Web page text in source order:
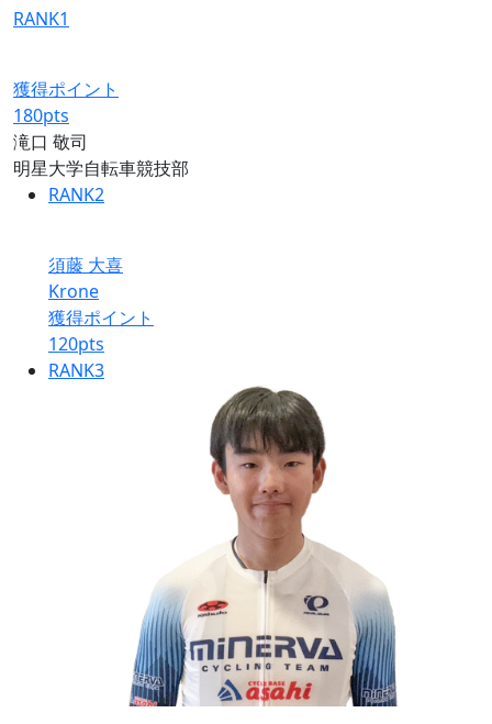
RANK1
獲得ポイント
180pts
滝口 敬司
明星大学自転車競技部
RANK2
須藤 大喜
Krone
獲得ポイント
120pts
RANK3